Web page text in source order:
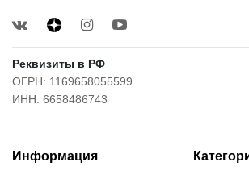
Реквизиты в РФ
ОГРН: 1169658055599
ИНН: 6658486743
Информация